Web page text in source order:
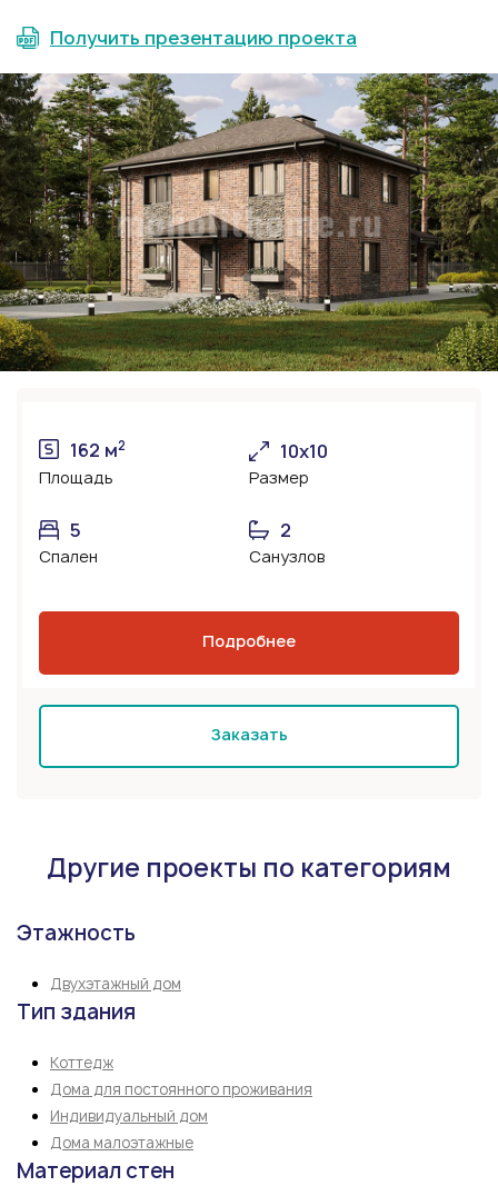
Получить презентацию проекта
162 м2
Площадь
10х10
Размер
5
Спален
2
Санузлов
Подробнее
Заказать
Другие проекты по категориям
Этажность
Двухэтажный дом
Тип здания
Коттедж
Дома для постоянного проживания
Индивидуальный дом
Дома малоэтажные
Материал стен